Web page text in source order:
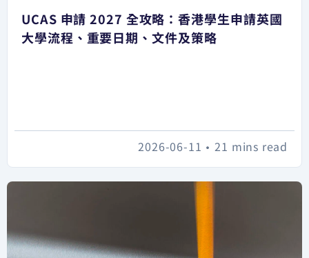
UCAS 申請 2027 全攻略：香港學生申請英國
大學流程、重要日期、文件及策略
21 mins read
•
2026-06-11